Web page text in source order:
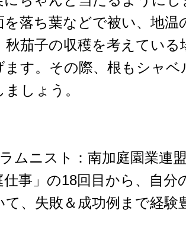
を落ち葉などで被い、地温
秋茄子の収穫を考えてい
ます。その際、根もシャ
しょう。
ムニスト：南加庭園業連
仕事」の18回目から、自
て、失敗＆成功例まで経験